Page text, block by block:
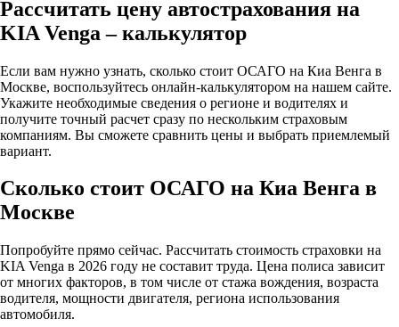
Рассчитать цену автострахования на
KIA Venga – калькулятор
Если вам нужно узнать, сколько стоит ОСАГО на Киа Венга в
Москве, воспользуйтесь онлайн-калькулятором на нашем сайте.
Укажите необходимые сведения о регионе и водителях и
получите точный расчет сразу по нескольким страховым
компаниям. Вы сможете сравнить цены и выбрать приемлемый
вариант.
Сколько стоит ОСАГО на Киа Венга в
Москве
Попробуйте прямо сейчас. Рассчитать стоимость страховки на
KIA Venga в 2026 году не составит труда. Цена полиса зависит
от многих факторов, в том числе от стажа вождения, возраста
водителя, мощности двигателя, региона использования
автомобиля.